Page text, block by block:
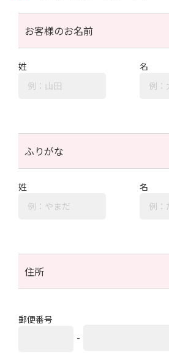
お客様のお名前
姓 名
ふりがな
姓 名
住所
郵便番号
-